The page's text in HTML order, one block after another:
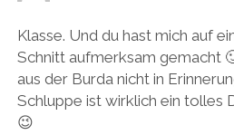
Klasse. Und du hast mich auf
Schnitt aufmerksam gemacht
aus der Burda nicht in
Schluppe ist wirklich ein tolles
😉